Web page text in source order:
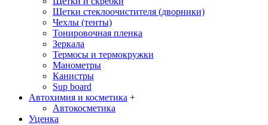
Щетки стеклоочистителя (дворники)
Чехлы (тенты)
Тонировочная пленка
Зеркалa
Термосы и термокружки
Манометры
Канистры
Sup board
Автохимия и косметика +
Автокосметика
Уценка